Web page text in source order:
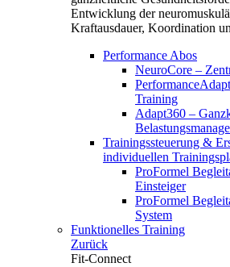
Entwicklung der
Kraftausdauer, Koordination
Performance Abos
NeuroCore –
Training
Adapt360 –
Trainingssteuerung &
individuellen
ProFormel
Einsteiger
ProFormel
System
Funktionelles Training
Zurück
Fit-Connect